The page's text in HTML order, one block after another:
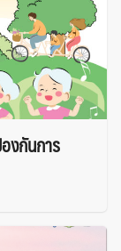
งกันการ